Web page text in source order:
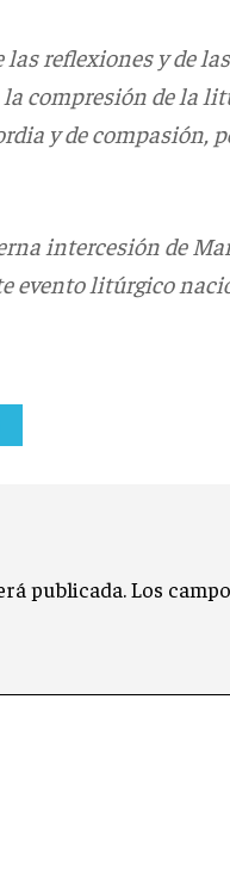
las reflexiones y de
compresión de la
y de compasión,
intercesión de
evento litúrgico
publicada.Los